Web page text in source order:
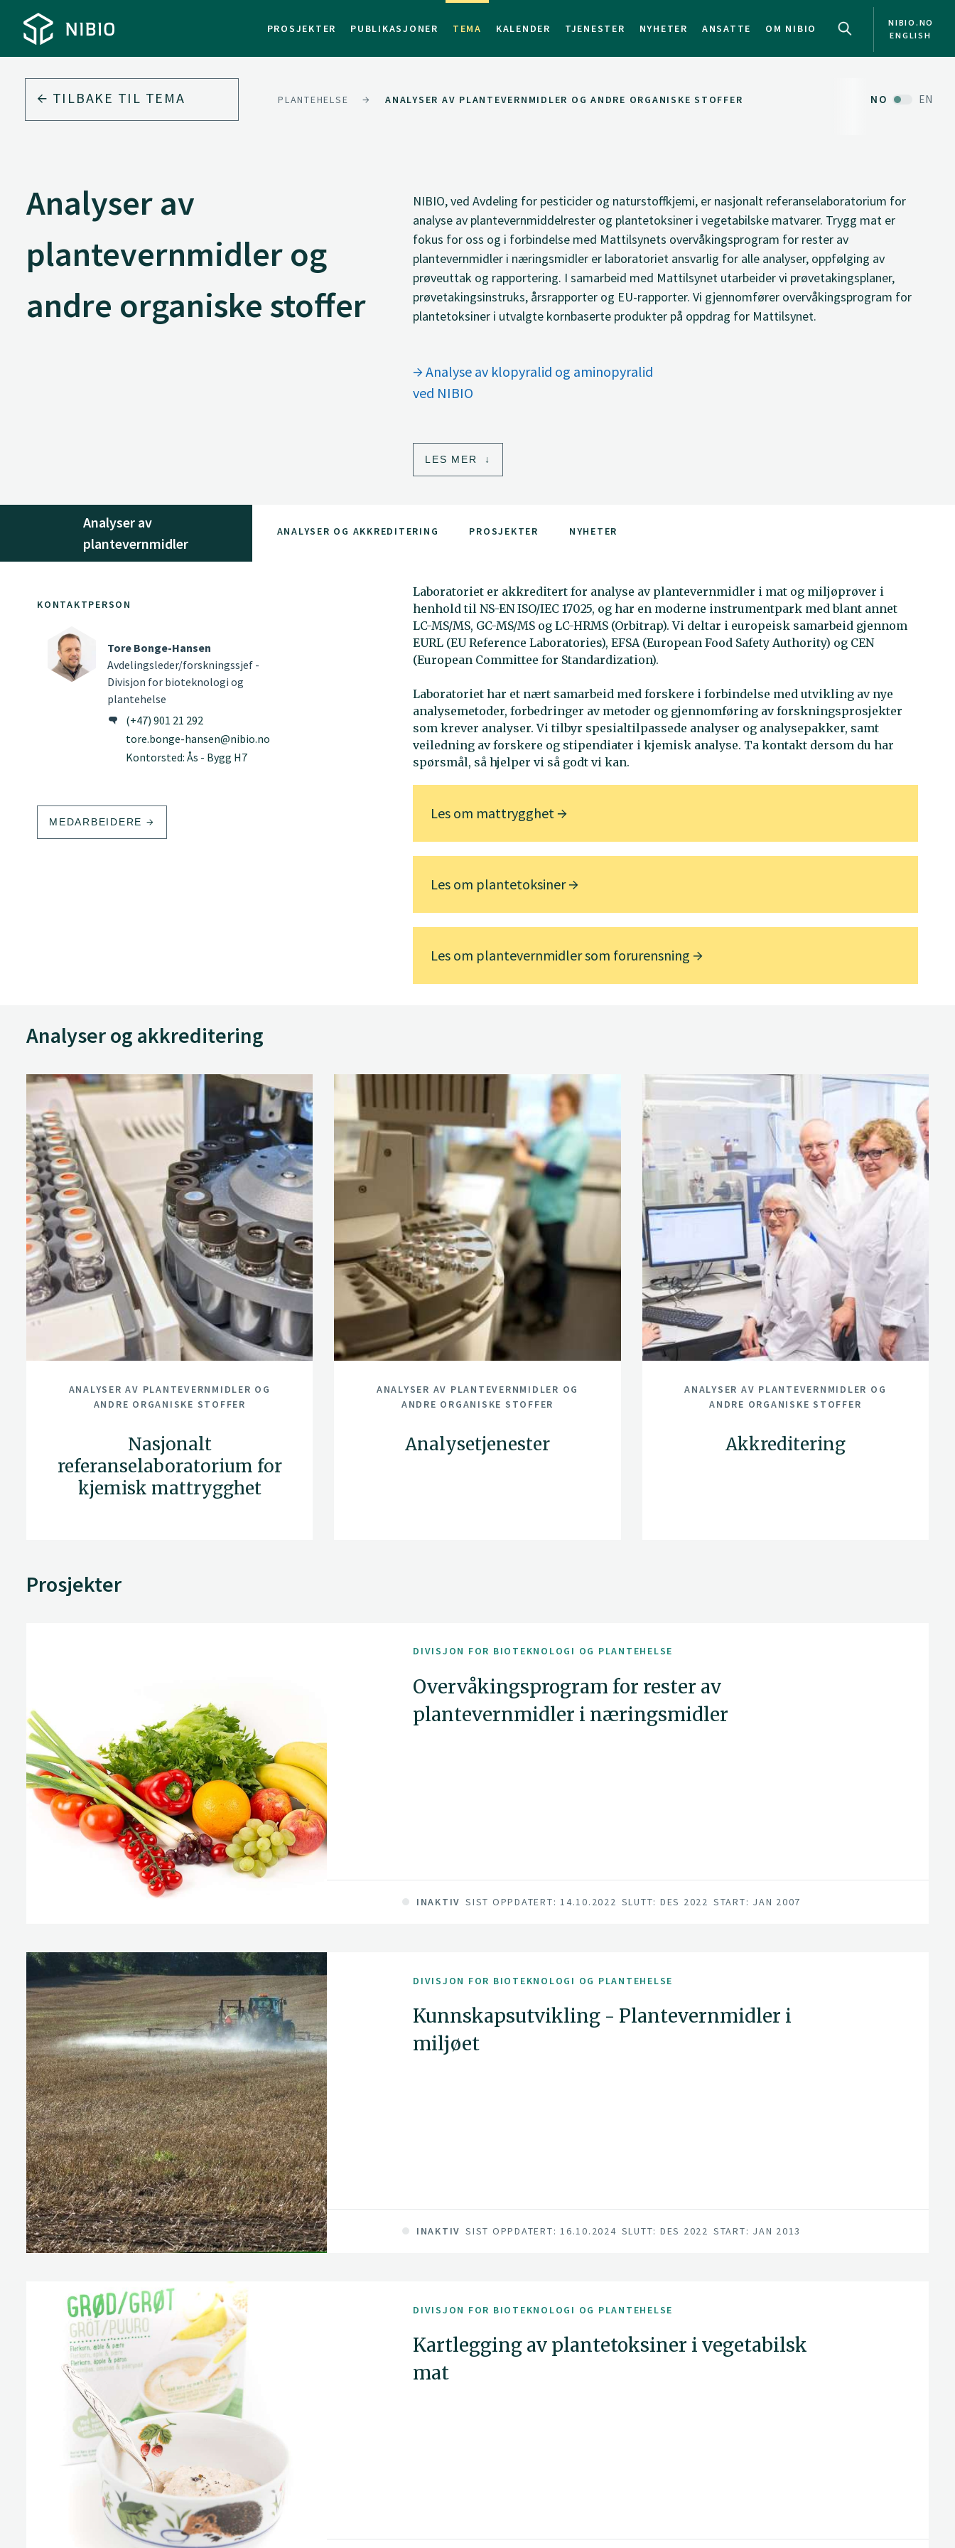
PROSJEKTER PUBLIKASJONER TEMA KALENDER TJENESTER NYHETER ANSATTE OM NIBIO
NIBIO.NO
ENGLISH
TILBAKE TIL TEMA PLANTEHELSE ANALYSER AV PLANTEVERNMIDLER OG ANDRE ORGANISKE STOFFER NO EN
Analyser av
plantevernmidler og
andre organiske stoffer
NIBIO, ved Avdeling for pesticider og naturstoffkjemi, er nasjonalt referanselaboratorium for
analyse av plantevernmiddelrester og plantetoksiner i vegetabilske matvarer. Trygg mat er
fokus for oss og i forbindelse med Mattilsynets overvåkingsprogram for rester av
plantevernmidler i næringsmidler er laboratoriet ansvarlig for alle analyser, oppfølging av
prøveuttak og rapportering. I samarbeid med Mattilsynet utarbeider vi prøvetakingsplaner,
prøvetakingsinstruks, årsrapporter og EU-rapporter. Vi gjennomfører overvåkingsprogram for
plantetoksiner i utvalgte kornbaserte produkter på oppdrag for Mattilsynet.
Analyse av klopyralid og aminopyralid
ved NIBIO
LES MER
Analyser av
plantevernmidler
ANALYSER OG AKKREDITERING PROSJEKTER NYHETER
KONTAKTPERSON
Tore Bonge-Hansen
Avdelingsleder/forskningssjef -
Divisjon for bioteknologi og
plantehelse
(+47) 901 21 292
tore.bonge-hansen@nibio.no
Kontorsted: Ås - Bygg H7
MEDARBEIDERE
Laboratoriet er akkreditert for analyse av plantevernmidler i mat og miljøprøver i
henhold til NS-EN ISO/IEC 17025, og har en moderne instrumentpark med blant annet
LC-MS/MS, GC-MS/MS og LC-HRMS (Orbitrap). Vi deltar i europeisk samarbeid gjennom
EURL (EU Reference Laboratories), EFSA (European Food Safety Authority) og CEN
(European Committee for Standardization).
Laboratoriet har et nært samarbeid med forskere i forbindelse med utvikling av nye
analysemetoder, forbedringer av metoder og gjennomføring av forskningsprosjekter
som krever analyser. Vi tilbyr spesialtilpassede analyser og analysepakker, samt
veiledning av forskere og stipendiater i kjemisk analyse. Ta kontakt dersom du har
spørsmål, så hjelper vi så godt vi kan.
Les om mattrygghet
Les om plantetoksiner
Les om plantevernmidler som forurensning
Analyser og akkreditering
ANALYSER AV PLANTEVERNMIDLER OG
ANDRE ORGANISKE STOFFER
Nasjonalt
referanselaboratorium for
kjemisk mattrygghet
ANALYSER AV PLANTEVERNMIDLER OG
ANDRE ORGANISKE STOFFER
Analysetjenester
ANALYSER AV PLANTEVERNMIDLER OG
ANDRE ORGANISKE STOFFER
Akkreditering
Prosjekter
DIVISJON FOR BIOTEKNOLOGI OG PLANTEHELSE
Overvåkingsprogram for rester av
plantevernmidler i næringsmidler
INAKTIV SIST OPPDATERT: 14.10.2022 SLUTT: DES 2022 START: JAN 2007
DIVISJON FOR BIOTEKNOLOGI OG PLANTEHELSE
Kunnskapsutvikling - Plantevernmidler i
miljøet
INAKTIV SIST OPPDATERT: 16.10.2024 SLUTT: DES 2022 START: JAN 2013
DIVISJON FOR BIOTEKNOLOGI OG PLANTEHELSE
Kartlegging av plantetoksiner i vegetabilsk
mat